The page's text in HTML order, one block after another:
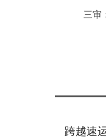
三审
跨越速